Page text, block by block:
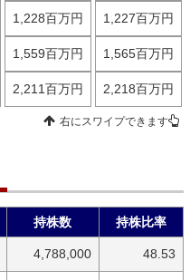
1,228百万円
1,559百万円
2,211百万円
1,227百万円
1,565百万円
2,218百万円
右にスワイプできます
持株数 持株比率
4,788,000 48.53